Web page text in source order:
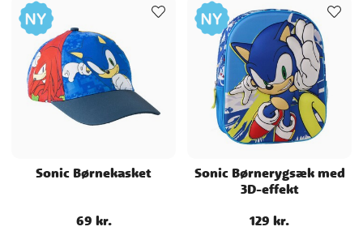
Det første Sonic-spillet blev udgivet til SEGA Genesis i 1991 for at
konkurrere med Nintendos maskot Super Mario. Og faktum er, at
Sonic hjalp SEGA med at blive et af de førende videospilselskaber
under den fjerde generation af videospilkonsoller i begyndelsen af
Sonic er SEGAs flagskibsspil og har solgt over 140 millioner enheder
(2016). Derudover har spillet tjent hele 6 billioner(!) dollars (2020).
Sonic Børnekasket
Pris: 69 kr.
69 kr.
Sonic Børnerygsæk med
3D-effekt
Pris:129 kr.
129 kr.